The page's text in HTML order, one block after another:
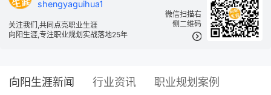
微信扫描右
侧二维码
shengyaguihua1
关注我们,共同点亮职业生涯
向阳生涯,专注职业规划实战落地25年
向阳生涯新闻 行业资讯 职业规划案例